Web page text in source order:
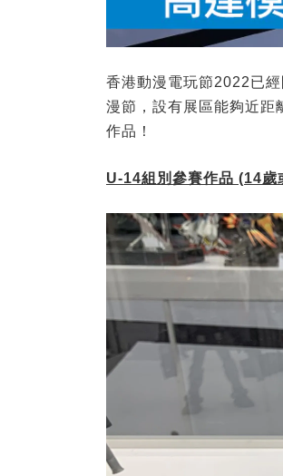
香港動漫電玩節2022已
漫節，設有展區能夠近距
作品！
U-14組別參賽作品 (14歲